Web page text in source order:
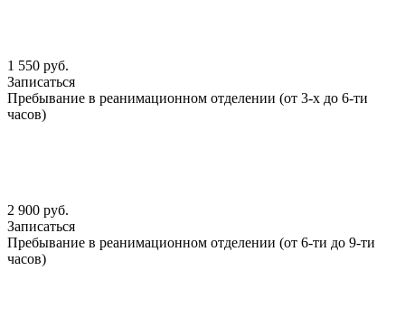
1 550 руб.
Записаться
Пребывание в реанимационном отделении (от 3-х до 6-ти
часов)
2 900 руб.
Записаться
Пребывание в реанимационном отделении (от 6-ти до 9-ти
часов)